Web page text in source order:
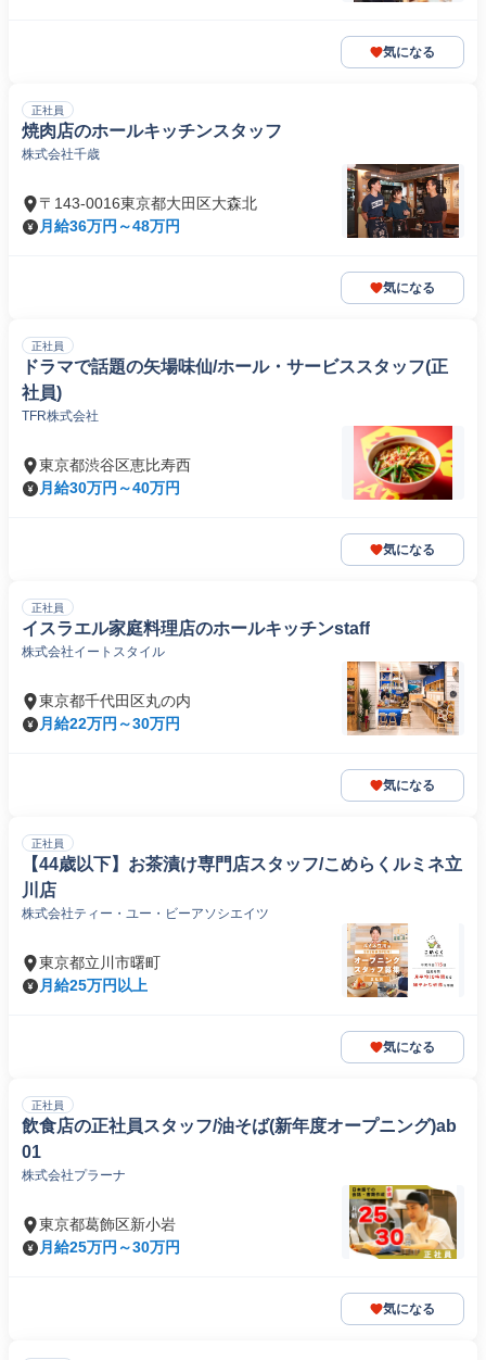
気になる
正社員
焼肉店のホールキッチンスタッフ
株式会社千歳
〒143-0016東京都大田区大森北
月給36万円～48万円
気になる
正社員
ドラマで話題の矢場味仙/ホール・サービススタッフ(正
社員)
TFR株式会社
東京都渋谷区恵比寿西
月給30万円～40万円
気になる
正社員
イスラエル家庭料理店のホールキッチンstaff
株式会社イートスタイル
東京都千代田区丸の内
月給22万円～30万円
気になる
正社員
【44歳以下】お茶漬け専門店スタッフ/こめらくルミネ立
川店
株式会社ティー・ユー・ビーアソシエイツ
東京都立川市曙町
月給25万円以上
気になる
正社員
飲食店の正社員スタッフ/油そば(新年度オープニング)ab
01
株式会社プラーナ
東京都葛飾区新小岩
月給25万円～30万円
気になる